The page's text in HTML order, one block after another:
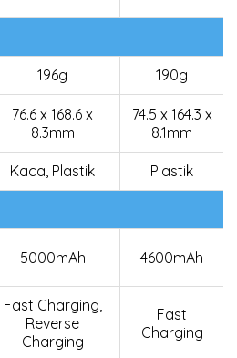
196g 190g
76.6 x 168.6 x
8.3mm
74.5 x 164.3 x
8.1mm
Kaca, Plastik Plastik
5000mAh 4600mAh
Fast Charging,
Reverse
Charging
Fast
Charging